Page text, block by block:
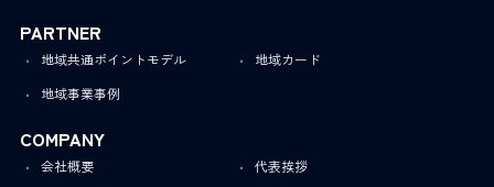
PARTNER
地域共通ポイントモデル
地域カード
地域事業事例
COMPANY
会社概要
代表挨拶